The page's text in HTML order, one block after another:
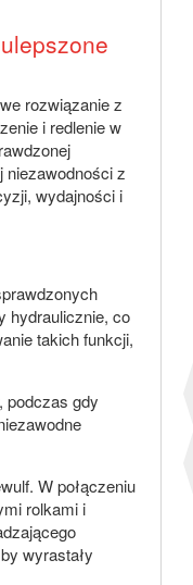
rozwiązanie z
i redlenie w
niezawodności z
wydajności i
hydraulicznie, co
takich funkcji,
podczas gdy
W połączeniu
rolkami i
wyrastały